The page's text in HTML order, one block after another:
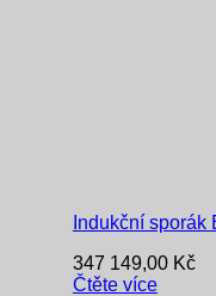
Indukční sporák
347 149,00 Kč
Čtěte více